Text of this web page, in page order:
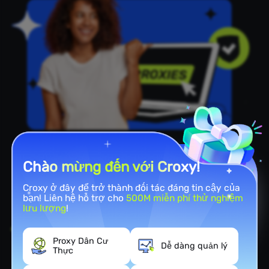
Công Cụ Mạnh Mẽ
Lợi ích của việc sử dụng
TikTok Proxy
Vượt quaHạn chế địa lý:Một lợi ích lớn khi sử
dụng proxy TikTok là truy cập vào TikTok ngay cả
khi nó bị chặn hoặc hạn chế ở khu vực của bạn.
Chào mừng đến với Croxy!
Croxy ở đây để trở thành đối tác đáng tin cậy của
bạn! Liên hệ hỗ trợ cho500M miễn phí thử nghiệm
lưu lượng!
Proxy Dân Cư
Thực
Dễ dàng quản lý